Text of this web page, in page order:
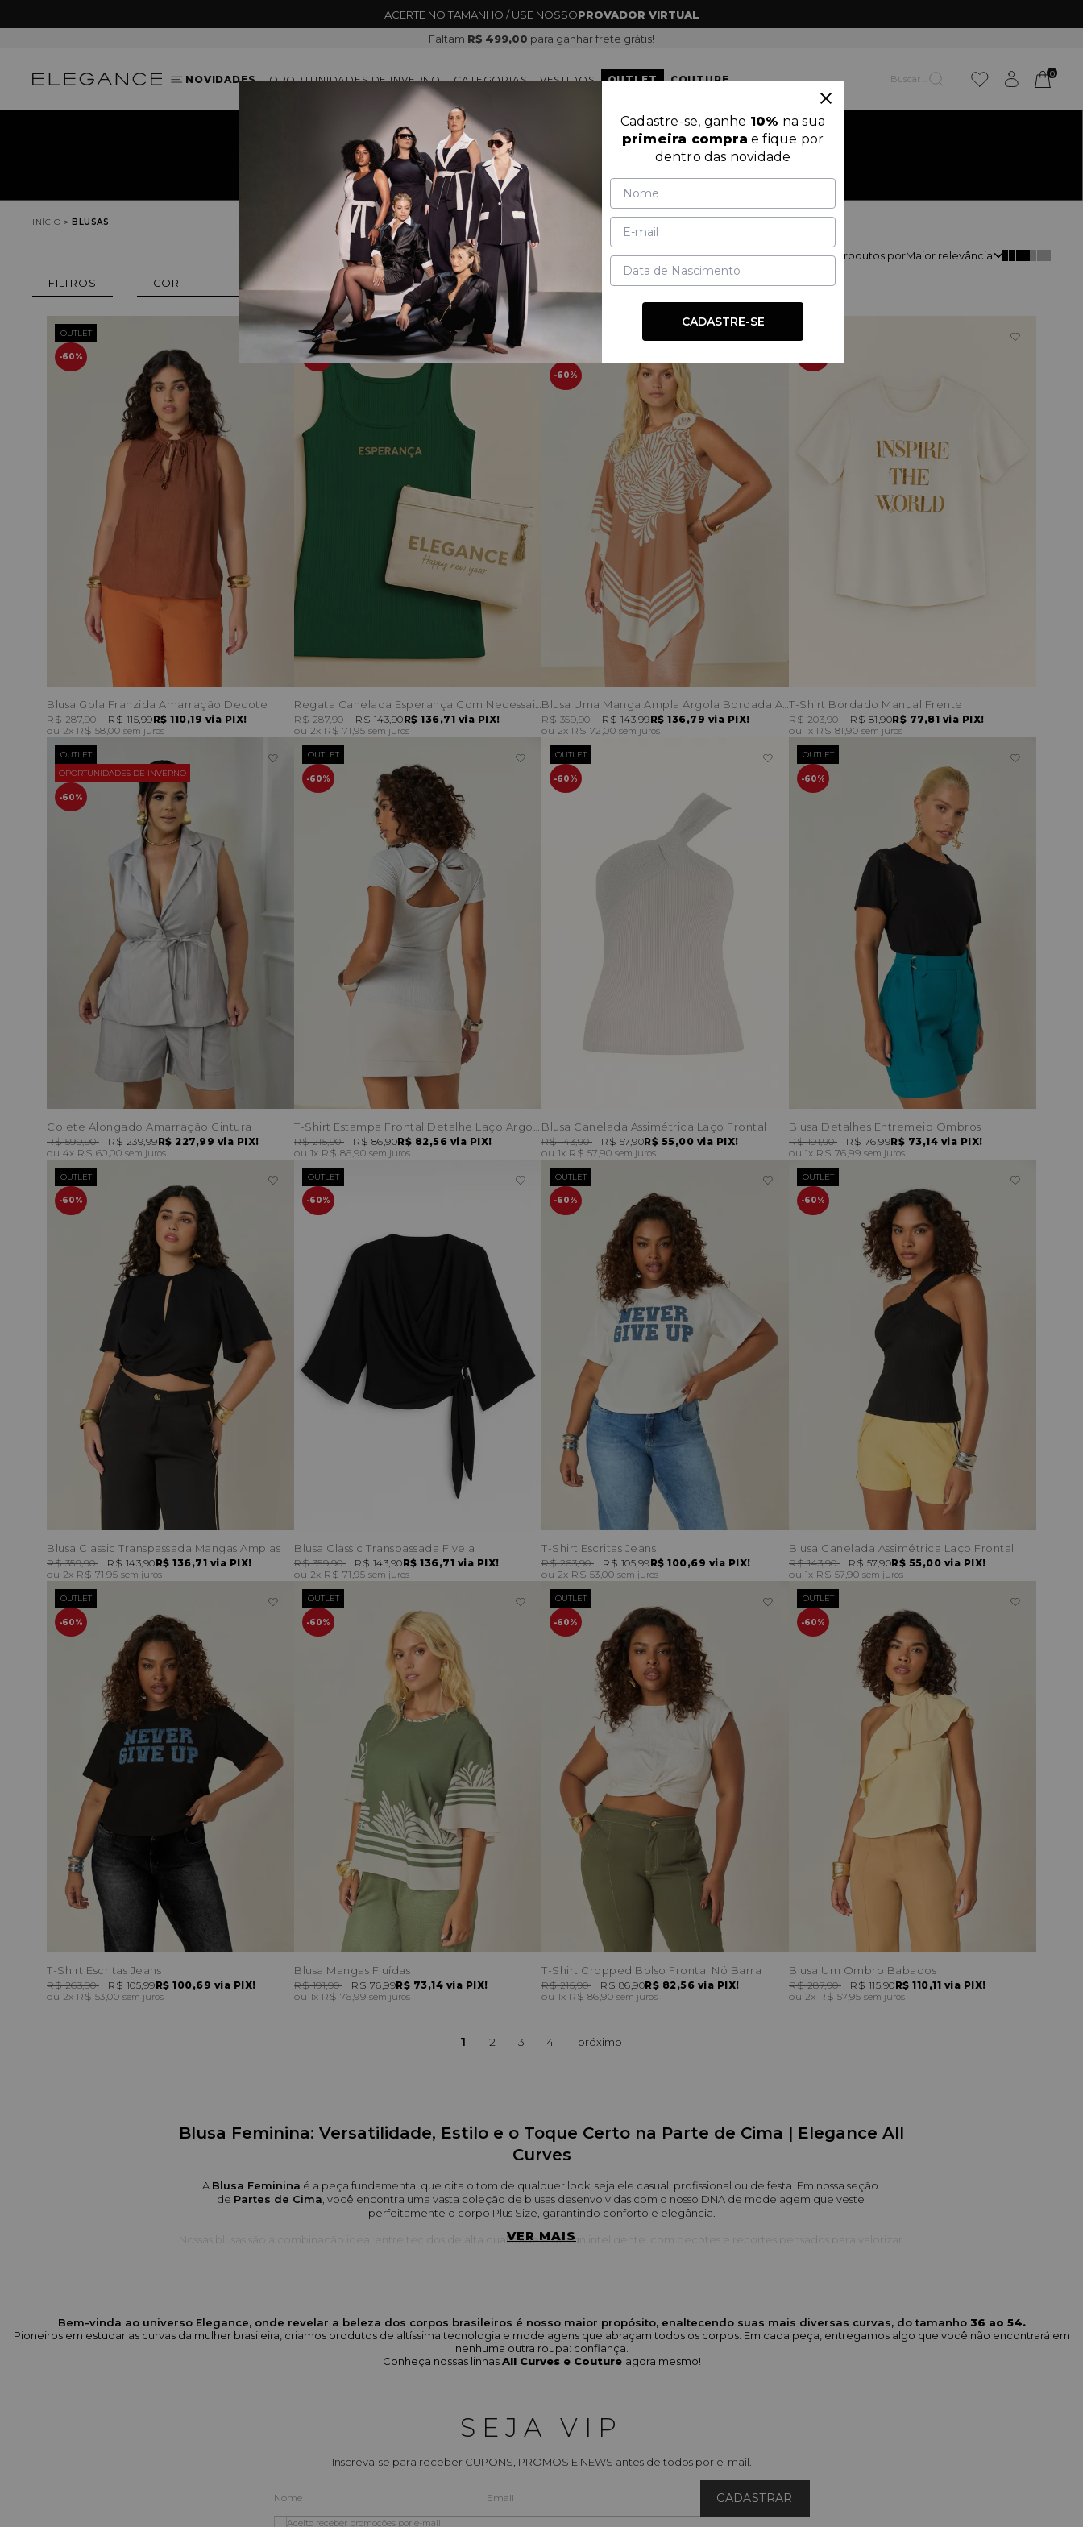
ACERTE NO TAMANHO / USE NOSSOPROVADOR VIRTUAL
Faltam R$ 499,00 para ganhar frete grátis!
NOVIDADES OPORTUNIDADES DE INVERNO CATEGORIAS VESTIDOS OUTLET COUTURE 0
BLUSAS
INÍCIO BLUSAS
Classificar249produtos porMaior relevância
COR MARCA PREÇO
60%
OUTLET
Blusa Gola Franzida Amarração Decote
R$ 110,19 via PIX!
R$ 287,90
R$ 115,99
2x R$ 58,00 sem juros
50%
OUTLET
R$ 136,71 via PIX!
R$ 287,90
R$ 143,90
2x R$ 71,95 sem juros
60%
R$ 136,79 via PIX!
R$ 359,90
R$ 143,99
2x R$ 72,00 sem juros
T-Shirt Bordado Manual Frente
R$ 77,81 via PIX!
R$ 203,90
R$ 81,90
1x R$ 81,90 sem juros
60%
OPORTUNIDADES DE INVERNO
OUTLET
Colete Alongado Amarração Cintura
R$ 227,99 via PIX!
R$ 599,90
R$ 239,99
4x R$ 60,00 sem juros
60%
OUTLET
R$ 82,56 via PIX!
R$ 215,90
R$ 86,90
1x R$ 86,90 sem juros
60%
OUTLET
Blusa Canelada Assimétrica Laço Frontal
R$ 55,00 via PIX!
R$ 143,90
R$ 57,90
1x R$ 57,90 sem juros
60%
OUTLET
Blusa Detalhes Entremeio Ombros
R$ 73,14 via PIX!
R$ 191,90
R$ 76,99
1x R$ 76,99 sem juros
60%
OUTLET
Blusa Classic Transpassada Mangas Amplas
R$ 136,71 via PIX!
R$ 359,90
R$ 143,90
2x R$ 71,95 sem juros
60%
OUTLET
Blusa Classic Transpassada Fivela
R$ 136,71 via PIX!
R$ 359,90
R$ 143,90
2x R$ 71,95 sem juros
60%
OUTLET
T-Shirt Escritas Jeans
R$ 100,69 via PIX!
R$ 263,90
R$ 105,99
2x R$ 53,00 sem juros
60%
OUTLET
Blusa Canelada Assimétrica Laço Frontal
R$ 55,00 via PIX!
R$ 143,90
R$ 57,90
1x R$ 57,90 sem juros
60%
OUTLET
T-Shirt Escritas Jeans
R$ 100,69 via PIX!
R$ 263,90
R$ 105,99
2x R$ 53,00 sem juros
60%
OUTLET
Blusa Mangas Fluídas
R$ 73,14 via PIX!
R$ 191,90
R$ 76,99
1x R$ 76,99 sem juros
60%
OUTLET
T-Shirt Cropped Bolso Frontal Nó Barra
R$ 82,56 via PIX!
R$ 215,90
R$ 86,90
1x R$ 86,90 sem juros
60%
OUTLET
Blusa Um Ombro Babados
R$ 110,11 via PIX!
R$ 287,90
R$ 115,90
2x R$ 57,95 sem juros
1 2 3 4
Blusa Feminina: Versatilidade, Estilo e o Toque Certo na Parte de Cima | Elegance All
Curves
A Blusa Feminina é a peça fundamental que dita o tom de qualquer look, seja ele casual, profissional ou de festa. Em nossa seção
de Partes de Cima , você encontra uma vasta coleção de blusas desenvolvidas com o nosso DNA de modelagem que veste
perfeitamente o corpo Plus Size, garantindo conforto e elegância.
Nossas blusas são a combinação ideal entre tecidos de alta qualidade e design inteligente, com decotes e recortes pensados para valorizar
Designs de Destaque: Blusas com decotes diferenciados (V, gola alta, ombro a ombro), detalhes de amarração (ex: Blusa Top Regata
Amarração Decote), e mangas estilosas (morcego, bufantes).
Modelos em cetim/seda para um visual elegante, tecidos fluidos para o dia a dia e malhas confortáveis, todos com um
Opções que vão das mais soltas (túnicas) às blusas que marcam sutilmente a cintura (transpassadas),
Nossas blusas são desenvolvidas com a modelagem exclusiva Elegance All Curves, estudada para vestir
perfeitamente as curvas brasileiras, proporcionando o máximo de conforto e valorização. (Consulte nosso Guia de Tamanhos
VER MAIS
Bem-vinda ao universo Elegance, onde revelar a beleza dos corpos brasileiros é nosso maior propósito, enaltecendo suas mais diversas curvas, do tamanho36 ao 54.
Pioneiros em estudar as curvas da mulher brasileira, criamos produtos de altíssima tecnologia e modelagens que abraçam todos os corpos. Em cada peça, entregamos algo que você não encontrará em
nenhuma outra roupa: confiança.
Conheça nossas linhasAll Curves e Couture agora mesmo!
SEJA VIP
Inscreva-se para receber CUPONS, PROMOS E NEWS antes de todos por e-mail.
CADASTRAR
Aceito receber promoções por e-mail
Cadastre-se, ganhe 10% na sua
primeira compra e fique por
dentro das novidade
CADASTRE-SE